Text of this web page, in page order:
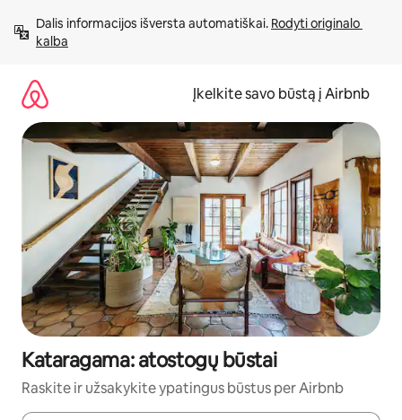
prie
turinio
Dalis informacijos išversta automatiškai. Rodyti originalo
kalba
Įkelkite savo būstą į Airbnb
Kataragama: atostogų būstai
Raskite ir užsakykite ypatingus būstus per Airbnb